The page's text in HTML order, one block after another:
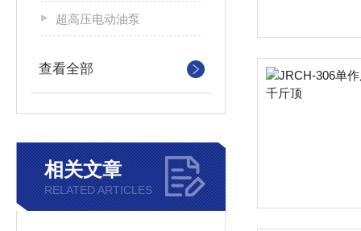
超高压电动油泵
查看全部
相关文章
RELATED ARTICLES